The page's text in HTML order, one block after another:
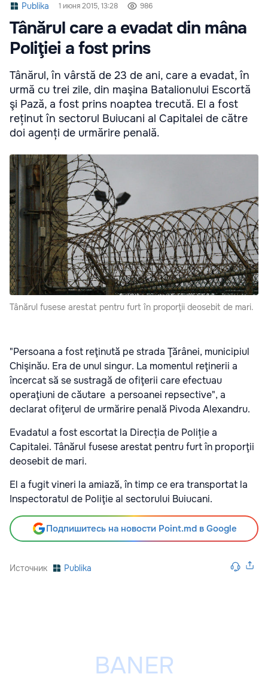
Publika 1 июня 2015, 13:28 986
Tânărul care a evadat din mâna
Poliţiei a fost prins
Tânărul, în vârstă de 23 de ani, care a evadat, în
urmă cu trei zile, din maşina Batalionului Escortă
şi Pază, a fost prins noaptea trecută. El a fost
reținut în sectorul Buiucani al Capitalei de către
doi agenți de urmărire penală.
Tânărul fusese arestat pentru furt în proporţii deosebit de mari.
"Persoana a fost reţinută pe strada Ţărânei, municipiul
Chişinău. Era de unul singur. La momentul reţinerii a
încercat să se sustragă de ofiţerii care efectuau
operaţiuni de căutare a persoanei repsective", a
declarat ofiţerul de urmărire penală Pivoda Alexandru.
Evadatul a fost escortat la Direcția de Poliție a
Capitalei. Tânărul fusese arestat pentru furt în proporţii
deosebit de mari.
El a fugit vineri la amiază, în timp ce era transportat la
Inspectoratul de Poliţie al sectorului Buiucani.
Подпишитесь на новости Point.md в Google
Источник Publika